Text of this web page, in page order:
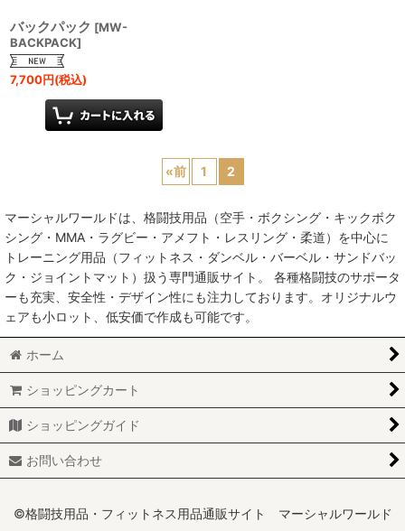
バックパック [MW-
BACKPACK]
7,700円(税込)
«前 1 2
マーシャルワールドは、格闘技用品（空手・ボクシング・キックボク
シング・MMA・ラグビー・アメフト・レスリング・柔道）を中心に
トレーニング用品（フィットネス・ダンベル・バーベル・サンドバッ
ク・ジョイントマット）扱う専門通販サイト。 各種格闘技のサポータ
ーも充実、安全性・デザイン性にも注力しております。オリジナルウ
ェアも小ロット、低安価で作成も可能です。
ホーム
ショッピングカート
ショッピングガイド
お問い合わせ
©格闘技用品・フィットネス用品通販サイト マーシャルワールド